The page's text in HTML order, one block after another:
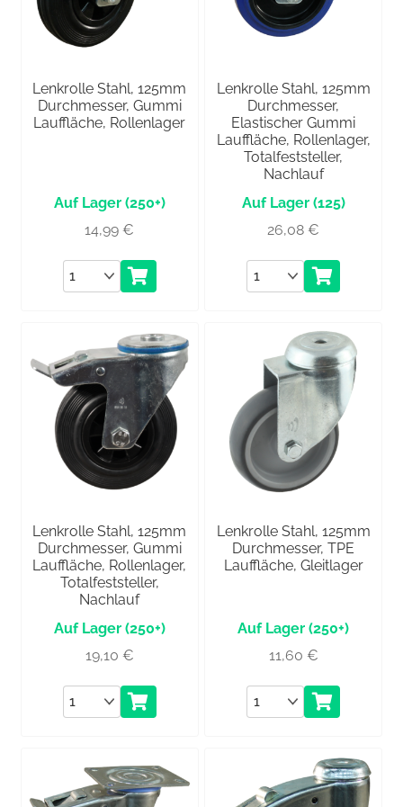
Lenkrolle Stahl, 125mm
Durchmesser, Gummi
Lauffläche, Rollenlager
(250+)
14,99€
Anzahl
Lenkrolle Stahl, 125mm
Durchmesser,
Elastischer Gummi
Lauffläche, Rollenlager,
Totalfeststeller,
Nachlauf
(125)
26,08€
Anzahl
Lenkrolle Stahl, 125mm
Durchmesser, Gummi
Lauffläche, Rollenlager,
Totalfeststeller,
Nachlauf
(250+)
19,10 €
Anzahl
Lenkrolle Stahl, 125mm
Durchmesser, TPE
Lauffläche, Gleitlager
(250+)
11,60 €
Anzahl